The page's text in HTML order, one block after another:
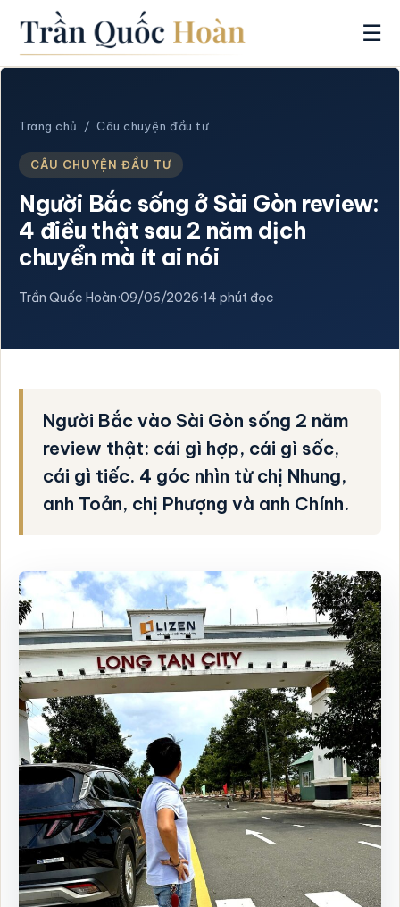
☰
Trang chủ /Câu chuyện đầu tư
CÂU CHUYỆN ĐẦU TƯ
Người Bắc sống ở Sài Gòn review:
4 điều thật sau 2 năm dịch
chuyển mà ít ai nói
Trần Quốc Hoàn·09/06/2026·14 phút đọc
Người Bắc vào Sài Gòn sống 2 năm
review thật: cái gì hợp, cái gì sốc,
cái gì tiếc. 4 góc nhìn từ chị Nhung,
anh Toản, chị Phượng và anh Chính.